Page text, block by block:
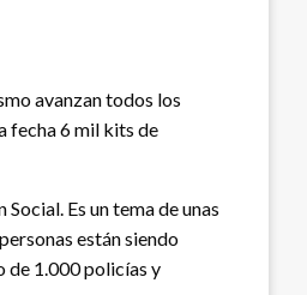
avanzan todos los
fecha 6 mil kits de
Es un tema de unas
están siendo
de 1.000 policías y